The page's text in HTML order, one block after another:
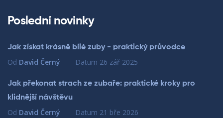
Poslední novinky
Jak získat krásně bílé zuby - praktický průvodce
Od David Černý Datum 26 zář 2025
Jak překonat strach ze zubaře: praktické kroky pro
klidnější návštěvu
Od David Černý Datum 21 bře 2026